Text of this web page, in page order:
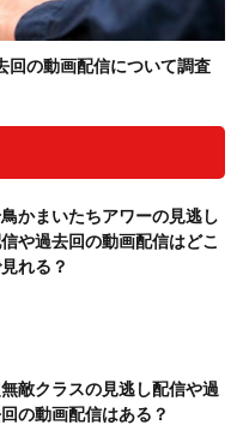
回の動画配信について調査
かまいたちアワーの見逃し
や過去回の動画配信はどこ
れる？
敵クラスの見逃し配信や過
の動画配信はある？